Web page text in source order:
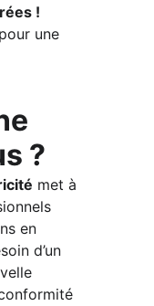
!
une
?
met à
en
d’un